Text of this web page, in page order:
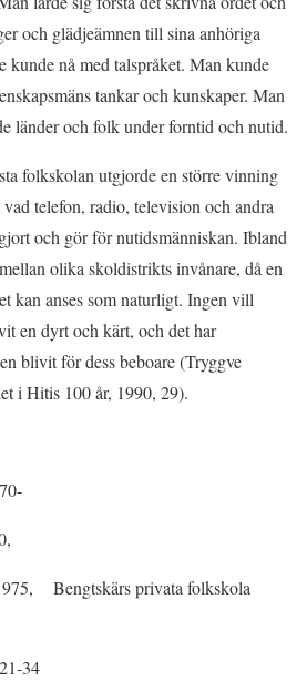
och glädjeämnen till sina anhöriga
kunde nå med talspråket. Man kunde
tankar och kunskaper. Man
länder och folk under forntid och nutid.
folkskolan utgjorde en större vinning
telefon, radio, television och andra
och gör för nutidsmänniskan. Ibland
olika skoldistrikts invånare, då en
kan anses som naturligt. Ingen vill
en dyrt och kärt, och det har
blivit för dess beboare (Tryggve
i Hitis 100 år, 1990, 29).
Bengtskärs privata folkskola
34